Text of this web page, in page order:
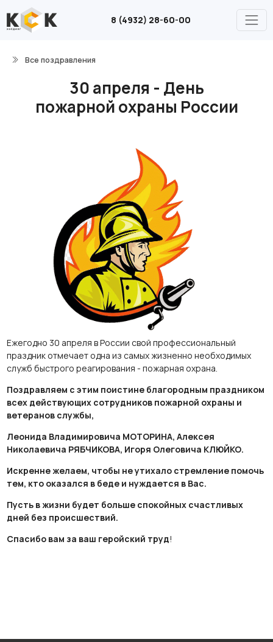
8 (4932) 28-60-00
Все поздравления
30 апреля - День
пожарной охраны России
Ежегодно 30 апреля в России свой профессиональный
праздник отмечает одна из самых жизненно необходимых
служб быстрого реагирования - пожарная охрана.
Поздравляем с этим поистине благородным праздником
всех действующих сотрудников пожарной охраны и
ветеранов службы,
Леонида Владимировича МОТОРИНА, Алексея
Николаевича РЯБЧИКОВА, Игоря Олеговича КЛЮЙКО.
Искренне желаем, чтобы не утихало стремление помочь
тем, кто оказался в беде и нуждается в Вас.
Пусть в жизни будет больше спокойных счастливых
дней без происшествий.
Спасибо вам за ваш геройский труд!